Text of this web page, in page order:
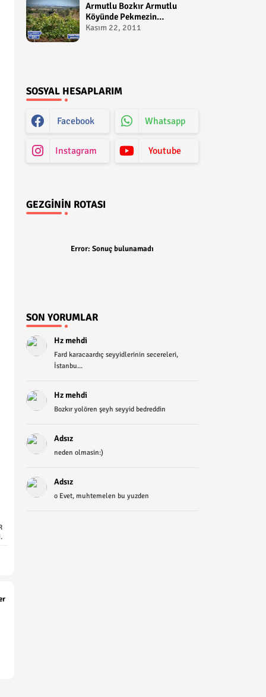
Armutlu Bozkır Armutlu
Köyünde Pekmezin
Hikayesi:Gezen Bilir Kontv
Kasım 22, 2011
SOSYAL HESAPLARIM
Facebook Whatsapp
Instagram Youtube
GEZGININ ROTASI
Error: Sonuç bulunamadı
SON YORUMLAR
Hz mehdi
Fard karacaardıç seyyidlerinin secereleri,
İstanbu...
Hz mehdi
Bozkır yolören şeyh seyyid bedreddin
Adsız
neden olmasin:)
Adsız
o Evet, muhtemelen bu yuzden